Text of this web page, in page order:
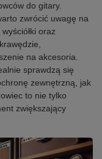
do gitary.
zwrócić uwagę na
oraz
na akcesoria.
sprawdzą się
zewnętrzną, jak
to nie tylko
zwiększający